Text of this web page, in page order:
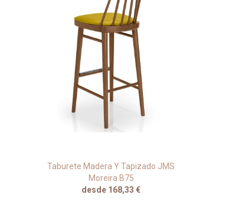
Taburete Madera Y Tapizado JMS
Moreira B75
desde 168,33 €